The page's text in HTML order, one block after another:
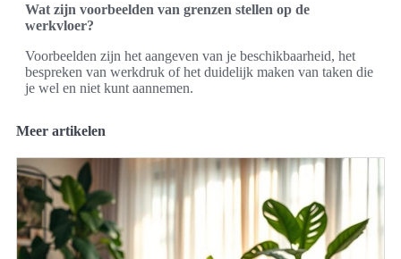
Wat zijn voorbeelden van grenzen stellen op de
werkvloer?
Voorbeelden zijn het aangeven van je beschikbaarheid, het
bespreken van werkdruk of het duidelijk maken van taken die
je wel en niet kunt aannemen.
Meer artikelen